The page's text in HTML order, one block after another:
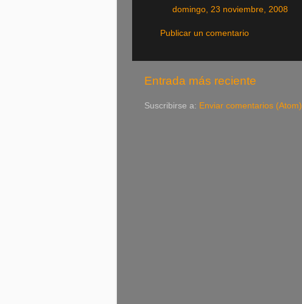
domingo, 23 noviembre, 2008
Publicar un comentario
Entrada más reciente
Suscribirse a: Enviar comentarios (Atom)